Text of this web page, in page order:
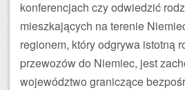
konferencjach czy odwiedzić
mieszkających na terenie
regionem, który odgrywa istotną
przewozów do Niemiec, jest
województwo graniczące